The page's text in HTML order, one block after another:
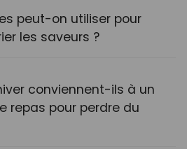
peut-on utiliser pour
les saveurs ?
conviennent-ils à un
repas pour perdre du